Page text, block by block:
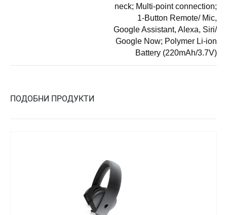
neck; Multi-point connection;
1-Button Remote/ Mic,
Google Assistant, Alexa, Siri/
Google Now; Polymer Li-ion
Battery (220mAh/3.7V)
ПОДОБНИ ПРОДУКТИ